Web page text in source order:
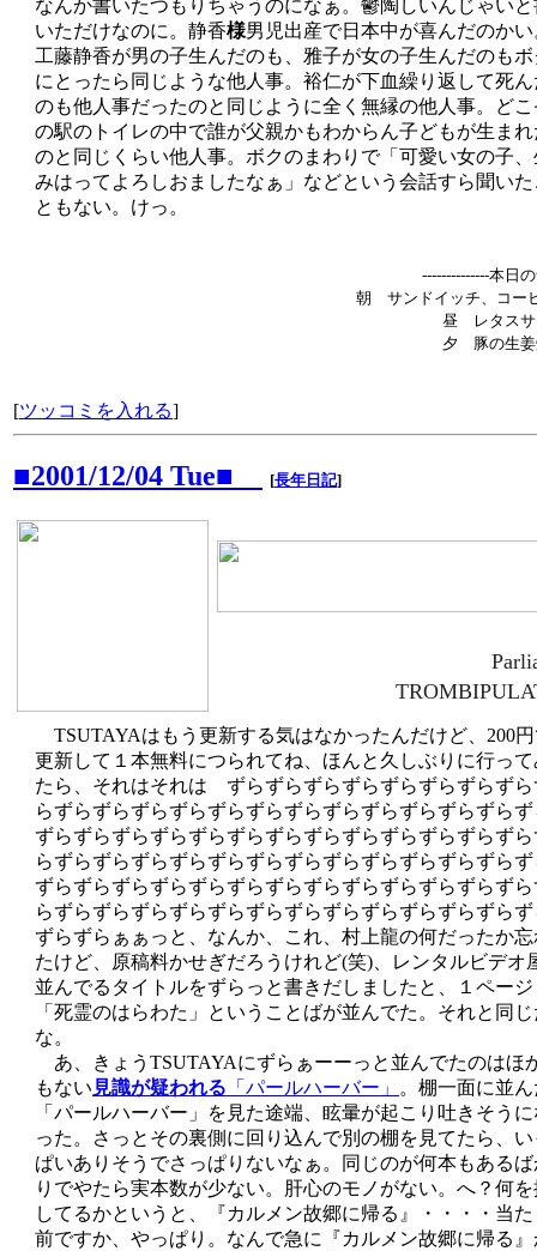
なんか書いたつもりちゃうのになぁ。鬱陶しいんじゃいと
いただけなのに。静香様男児出産で日本中が喜んだのかい
工藤静香が男の子生んだのも、雅子が女の子生んだのもボ
にとったら同じような他人事。裕仁が下血繰り返して死ん
のも他人事だったのと同じように全く無縁の他人事。どこ
の駅のトイレの中で誰が父親かもわからん子どもが生まれ
のと同じくらい他人事。ボクのまわりで「可愛い女の子、
みはってよろしおましたなぁ」などという会話すら聞いた
ともない。けっ。
--------------本日
朝 サンドイッチ、コー
昼 レタスサ
夕 豚の生姜
[ツッコミを入れる]
■2001/12/04 Tue■ [長年日記]
TSUTAYAはもう更新する気はなかったんだけど、200
更新して１本無料につられてね、ほんと久しぶりに行って
たら、それはそれは ずらずらずらずらずらずらずらずら
らずらずらずらずらずらずらずらずらずらずらずらずらず
ずらずらずらずらずらずらずらずらずらずらずらずらずら
らずらずらずらずらずらずらずらずらずらずらずらずらず
ずらずらずらずらずらずらずらずらずらずらずらずらずら
らずらずらずらずらずらずらずらずらずらずらずらずらず
ずらずらぁぁっと、なんか、これ、村上龍の何だったか忘
たけど、原稿料かせぎだろうけれど(笑)、レンタルビデオ
並んでるタイトルをずらっと書きだしましたと、１ページ
「死霊のはらわた」ということばが並んでた。それと同
な。
あ、きょうTSUTAYAにずらぁーーっと並んでたのはほ
もない 見識が疑われる 「パールハーバー」
。棚一面に並
「パールハーバー」を見た途端、眩暈が起こり吐きそう
った。さっとその裏側に回り込んで別の棚を見てたら、い
ぱいありそうでさっぱりないなぁ。同じのが何本もあるば
りでやたら実本数が少ない。肝心のモノがない。へ？何を
してるかというと、『カルメン故郷に帰る』・・・・当た
前ですか、やっぱり。なんで急に『カルメン故郷に帰る』